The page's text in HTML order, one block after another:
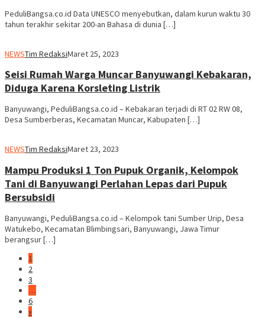
PeduliBangsa.co.id Data UNESCO menyebutkan, dalam kurun waktu 30
tahun terakhir sekitar 200-an Bahasa di dunia […]
NEWSTim RedaksiMaret 25, 2023
Seisi Rumah Warga Muncar Banyuwangi Kebakaran,
Diduga Karena Korsleting Listrik
Banyuwangi, PeduliBangsa.co.id – Kebakaran terjadi di RT 02 RW 08,
Desa Sumberberas, Kecamatan Muncar, Kabupaten […]
NEWSTim RedaksiMaret 23, 2023
Mampu Produksi 1 Ton Pupuk Organik, Kelompok
Tani di Banyuwangi Perlahan Lepas dari Pupuk
Bersubsidi
Banyuwangi, PeduliBangsa.co.id – Kelompok tani Sumber Urip, Desa
Watukebo, Kecamatan Blimbingsari, Banyuwangi, Jawa Timur
berangsur […]
1
2
3
…
6
»